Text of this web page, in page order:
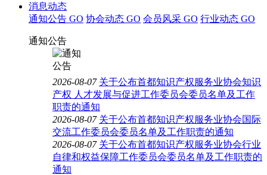
消息动态
通知公告 GO 协会动态 GO 会员风采 GO 行业动态 GO
通知公告
2026-08-07 关于公布首都知识产权服务业协会知识
产权 人才发展与促进工作委员会委员名单及工作
职责的通知
2026-08-07 关于公布首都知识产权服务业协会国际
交流工作委员会委员名单及工作职责的通知
2026-08-07 关于公布首都知识产权服务业协会行业
自律和权益保障工作委员会委员名单及工作职责的
通知